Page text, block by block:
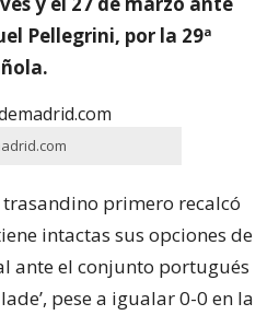
Pellegrini, por la 29ª
primero recalcó
intactas sus opciones de
ante el conjunto portugués
pese a igualar 0-0 en la